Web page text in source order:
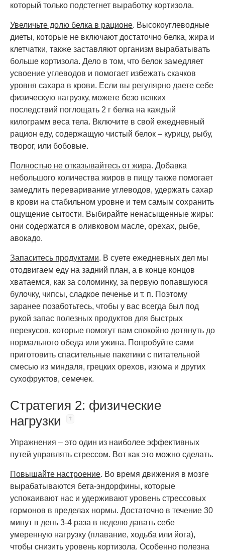
который только подстегнет выработку кортизола.
Увеличьте долю белка в рационе. Высокоуглеводные
диеты, которые не включают достаточно белка, жира и
клетчатки, также заставляют организм вырабатывать
больше кортизола. Дело в том, что белок замедляет
усвоение углеводов и помогает избежать скачков
уровня сахара в крови. Если вы регулярно даете себе
физическую нагрузку, можете безо всяких
последствий поглощать 2 г белка на каждый
килограмм веса тела. Включите в свой ежедневный
рацион еду, содержащую чистый белок – курицу, рыбу,
творог, или бобовые.
Полностью не отказывайтесь от жира. Добавка
небольшого количества жиров в пищу также помогает
замедлить переваривание углеводов, удержать сахар
в крови на стабильном уровне и тем самым сохранить
ощущение сытости. Выбирайте ненасыщенные жиры:
они содержатся в оливковом масле, орехах, рыбе,
авокадо.
Запаситесь продуктами. В суете ежедневных дел мы
отодвигаем еду на задний план, а в конце концов
хватаемся, как за соломинку, за первую попавшуюся
булочку, чипсы, сладкое печенье и т. п. Поэтому
заранее позаботьтесь, чтобы у вас всегда был под
рукой запас полезных продуктов для быстрых
перекусов, которые помогут вам спокойно дотянуть до
нормального обеда или ужина. Попробуйте сами
приготовить спасительные пакетики с питательной
смесью из миндаля, грецких орехов, изюма и других
сухофруктов, семечек.
Стратегия 2: физические
нагрузки
Упражнения – это один из наиболее эффективных
путей управлять стрессом. Вот как это можно сделать.
Повышайте настроение. Во время движения в мозге
вырабатываются бета-эндорфины, которые
успокаивают нас и удерживают уровень стрессовых
гормонов в пределах нормы. Достаточно в течение 30
минут в день 3-4 раза в неделю давать себе
умеренную нагрузку (плавание, ходьба или йога),
чтобы снизить уровень кортизола. Особенно полезна